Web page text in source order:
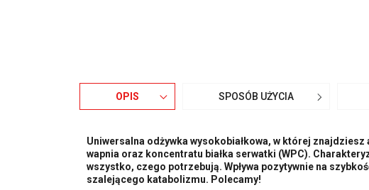
OPIS SPOSÓB UŻYCIA
Uniwersalna odżywka wysokobiałkowa, w której
wapnia oraz koncentratu białka serwatki (WPC).
wszystko, czego potrzebują. Wpływa pozytywnie na
szalejącego katabolizmu. Polecamy!